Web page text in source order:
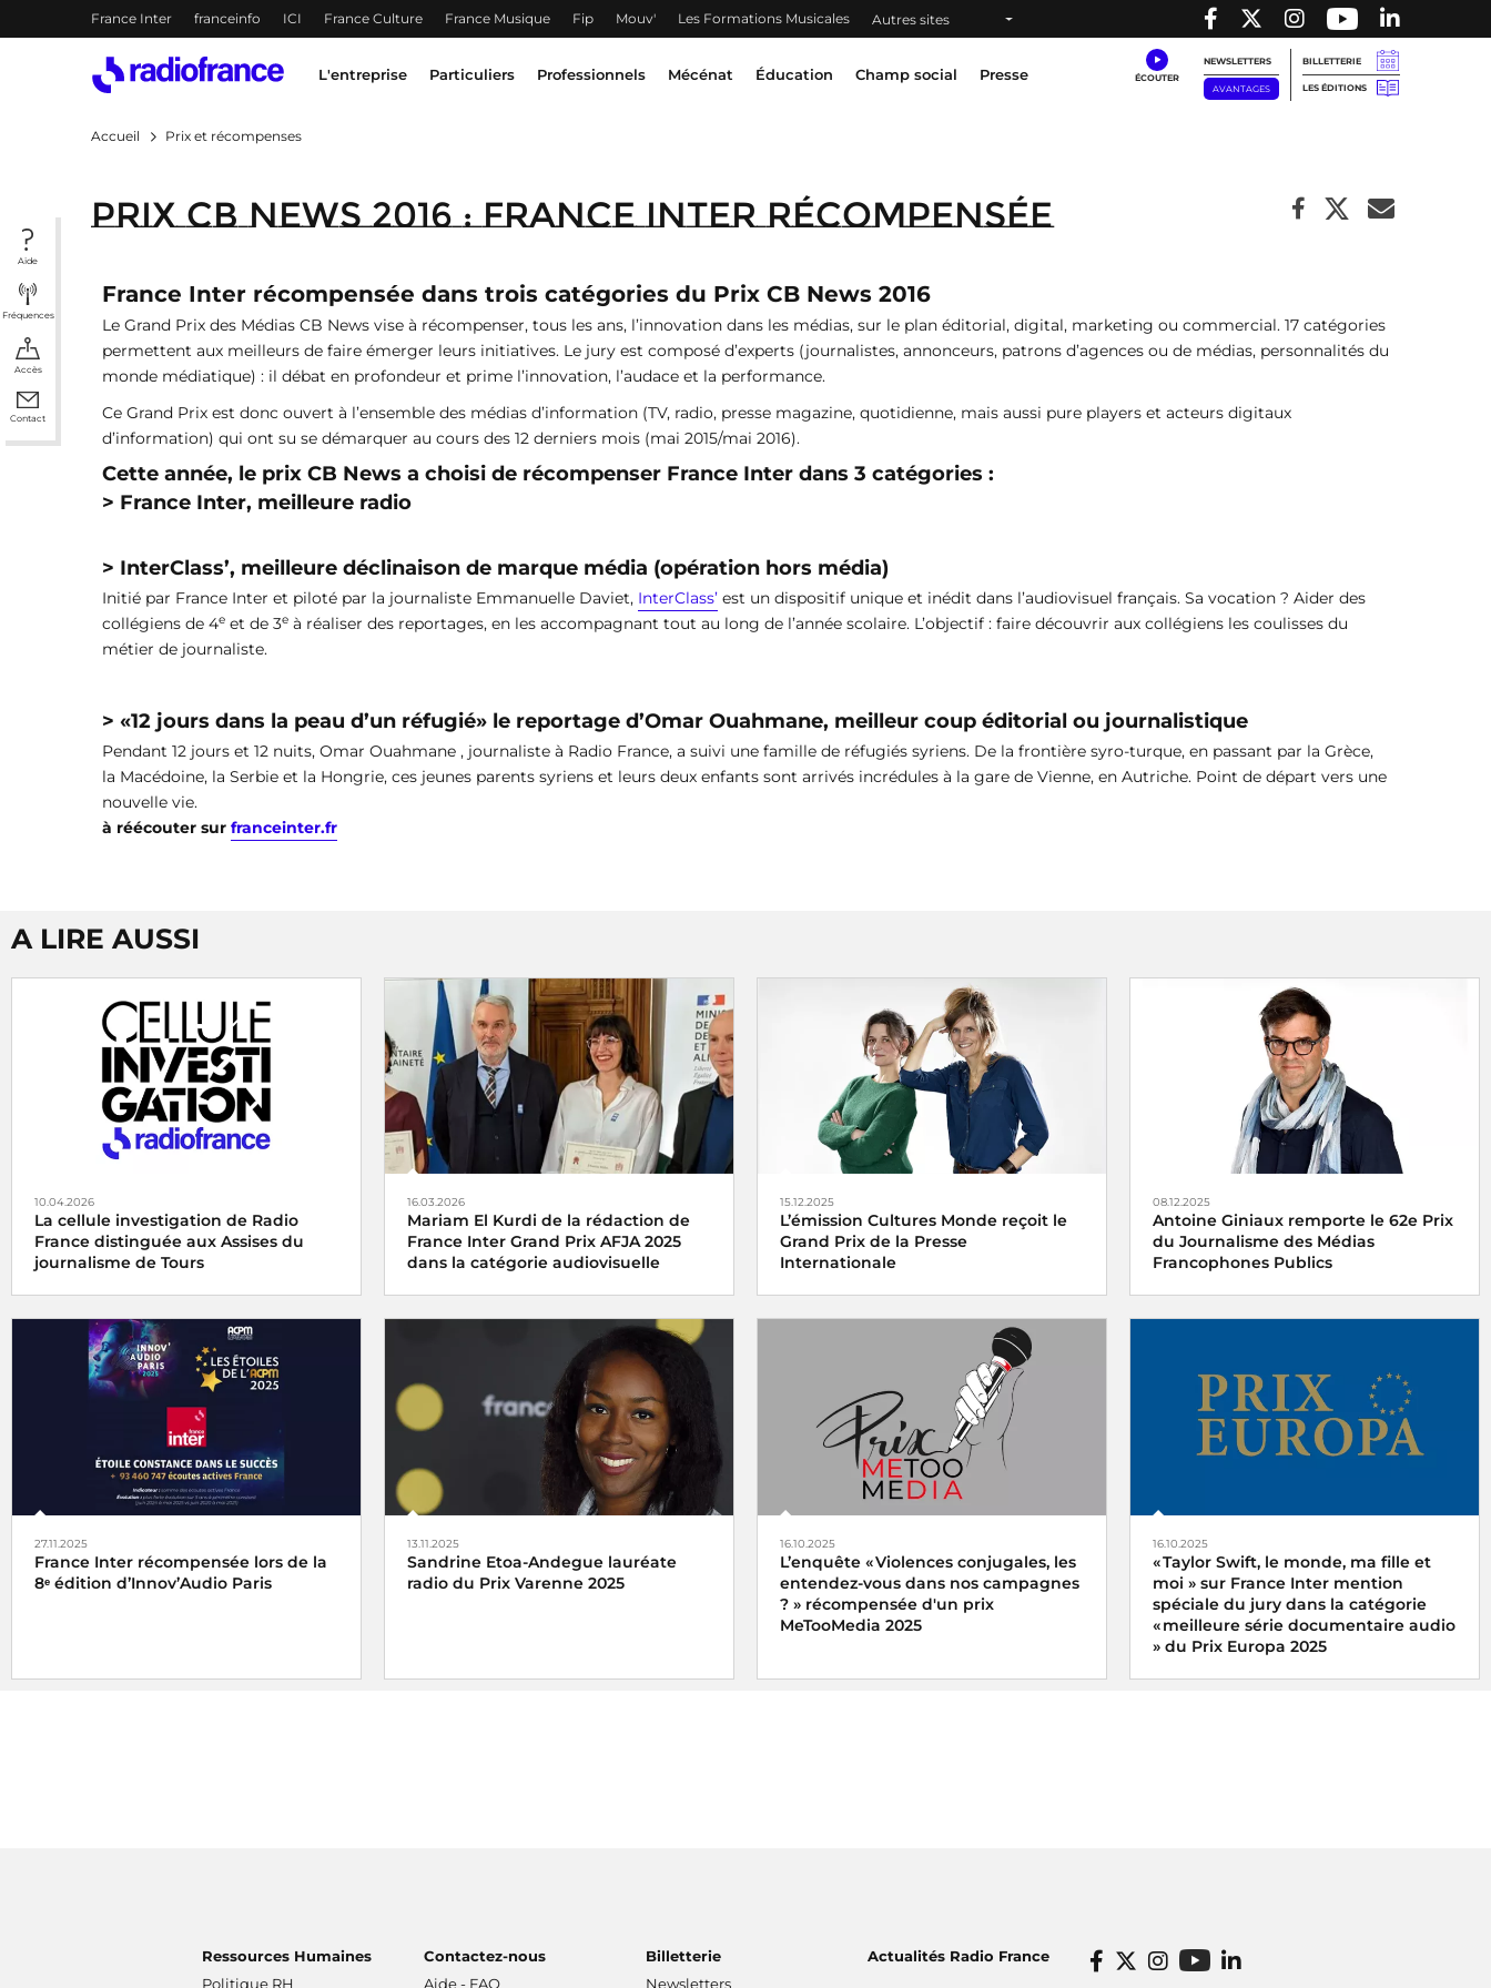
Accès direct :
Menu principal
France Inter franceinfo ICI France Culture France Musique Fip Mouv' Les Formations Musicales Autres sites
Menu principal
L'entreprise Particuliers Professionnels Mécénat Éducation Champ social Presse
NEWSLETTERS
AVANTAGES
BILLETTERIE
LES ÉDITIONS
Aide
Fréquences
Accès
Contact
Accueil Prix et récompenses
Prix CB news 2016 : France Inter récompensée
France Inter récompensée dans trois catégories du Prix CB News 2016
Le Grand Prix des Médias CB News vise à récompenser, tous les ans, l’innovation dans les médias, sur le plan éditorial, digital, marketing ou commercial. 17 catégories
permettent aux meilleurs de faire émerger leurs initiatives. Le jury est composé d’experts (journalistes, annonceurs, patrons d’agences ou de médias, personnalités du
monde médiatique) : il débat en profondeur et prime l’innovation, l’audace et la performance.
Ce Grand Prix est donc ouvert à l’ensemble des médias d’information (TV, radio, presse magazine, quotidienne, mais aussi pure players et acteurs digitaux
d’information) qui ont su se démarquer au cours des 12 derniers mois (mai 2015/mai 2016).
Cette année, le prix CB News a choisi de récompenser France Inter dans 3 catégories :
> France Inter, meilleure radio
> InterClass’, meilleure déclinaison de marque média (opération hors média)
Initié par France Inter et piloté par la journaliste Emmanuelle Daviet, InterClass’ est un dispositif unique et inédit dans l’audiovisuel français. Sa vocation ? Aider des
collégiens de 4e et de 3e à réaliser des reportages, en les accompagnant tout au long de l’année scolaire. L’objectif : faire découvrir aux collégiens les coulisses du
métier de journaliste.
> «12 jours dans la peau d’un réfugié» le reportage d’Omar Ouahmane, meilleur coup éditorial ou journalistique
Pendant 12 jours et 12 nuits, Omar Ouahmane , journaliste à Radio France, a suivi une famille de réfugiés syriens. De la frontière syro-turque, en passant par la Grèce,
la Macédoine, la Serbie et la Hongrie, ces jeunes parents syriens et leurs deux enfants sont arrivés incrédules à la gare de Vienne, en Autriche. Point de départ vers une
nouvelle vie.
à réécouter sur franceinter.fr
A LIRE AUSSI
10.04.2026
La cellule investigation de Radio
France distinguée aux Assises du
journalisme de Tours
La cellule investigation de Radio France
récompensée aux Assises du journalisme
16.03.2026
Mariam El Kurdi de la rédaction de
France Inter Grand Prix AFJA 2025
dans la catégorie audiovisuelle
Grand Prix AFJA du Journalisme
Agricole et Agroalimentaire 2025
catégorie audiovisuelle a été décerné
vendredi 6 juin 2025 à
Mariam El Kurdi
pour son reportageVendanges en
Champagne, dans l’envers du décor
15.12.2025
L’émission Cultures Monde reçoit le
Grand Prix de la Presse
Internationale
Cultures Mondede France
Culture a été distinguée vendredi 15
décembre 2025 par l’
08.12.2025
Antoine Giniaux remporte le 62e Prix
du Journalisme des Médias
Francophones Publics
Le 62e Prix du Journalisme des Médias
Francophones Publics est décerné à
Antoine Giniaux pour Radio France
27.11.2025
France Inter récompensée lors de la
8ᵉ édition d’Innov’Audio Paris
13.11.2025
Sandrine Etoa-Andegue lauréate
radio du Prix Varenne 2025
16.10.2025
L’enquête « Violences conjugales, les
entendez-vous dans nos campagnes
? » récompensée d'un prix
MeTooMedia 2025
16.10.2025
« Taylor Swift, le monde, ma fille et
moi » sur France Inter mention
spéciale du jury dans la catégorie
« meilleure série documentaire audio
» du Prix Europa 2025
Ressources Humaines
Politique RH
Contactez-nous
Aide - FAQ
Billetterie
Newsletters
Actualités Radio France